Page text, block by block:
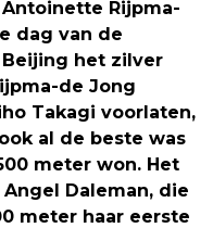
Antoinette Rijpma-
dag van de
het zilver
de Jong
Takagi voorlaten,
al de beste was
meter won. Het
Daleman, die
meter haar eerste